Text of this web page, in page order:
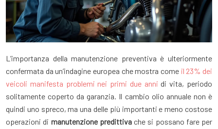
L’importanza della manutenzione preventiva è ulteriormente
confermata da un’indagine europea che mostra come il 23% dei
veicoli manifesta problemi nei primi due anni di vita, periodo
solitamente coperto da garanzia. Il cambio olio annuale non è
quindi uno spreco, ma una delle più importanti e meno costose
operazioni di manutenzione predittivache si possano fare per